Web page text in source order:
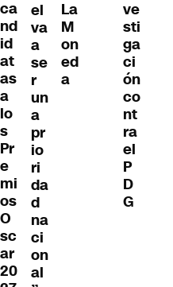
ca
nd
id
at
as
a
lo
s
Pr
e
mi
os
O
sc
ar
20
el
va
a
se
r
un
a
pr
io
ri
da
d
na
ci
on
al
La
M
on
ed
a
ve
sti
ga
ci
ón
co
nt
ra
el
P
D
G